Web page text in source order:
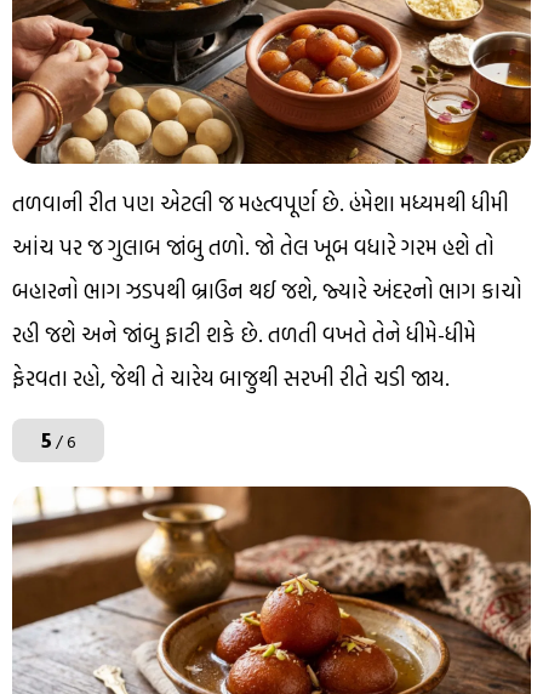
તળવાની રીત પણ એટલી જ મહત્વપૂર્ણ છે. હંમેશા મધ્યમથી ધીમી
આંચ પર જ ગુલાબ જાંબુ તળો. જો તેલ ખૂબ વધારે ગરમ હશે તો
બહારનો ભાગ ઝડપથી બ્રાઉન થઈ જશે, જ્યારે અંદરનો ભાગ કાચો
રહી જશે અને જાંબુ ફાટી શકે છે. તળતી વખતે તેને ધીમે-ધીમે
ફેરવતા રહો, જેથી તે ચારેય બાજુથી સરખી રીતે ચડી જાય.
5/ 6